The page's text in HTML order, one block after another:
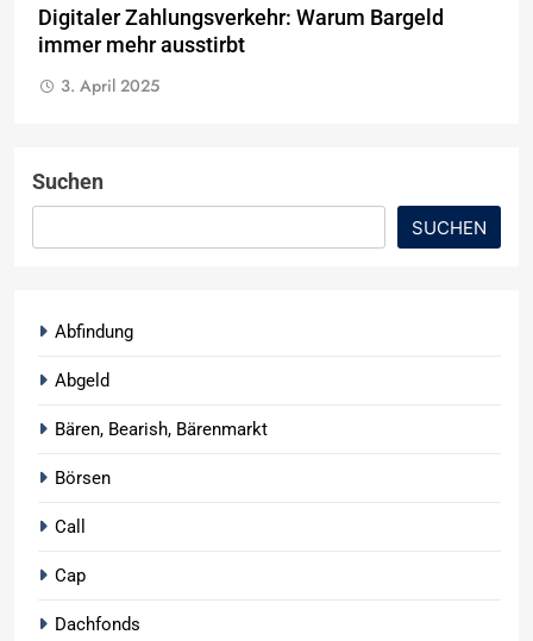
Digitaler Zahlungsverkehr: Warum Bargeld
immer mehr ausstirbt
3. April 2025
Suchen
SUCHEN
Abfindung
Abgeld
Bären, Bearish, Bärenmarkt
Börsen
Call
Cap
Dachfonds